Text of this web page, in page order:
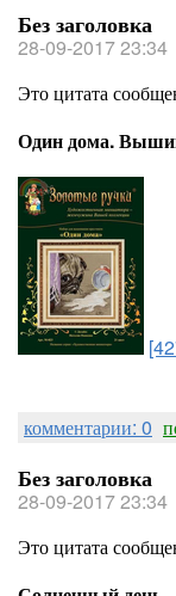
Без заголовка
28-09-2017 23:34
Это цитата
Один дома.
комментарии: 0
Без заголовка
28-09-2017 23:34
Это цитата